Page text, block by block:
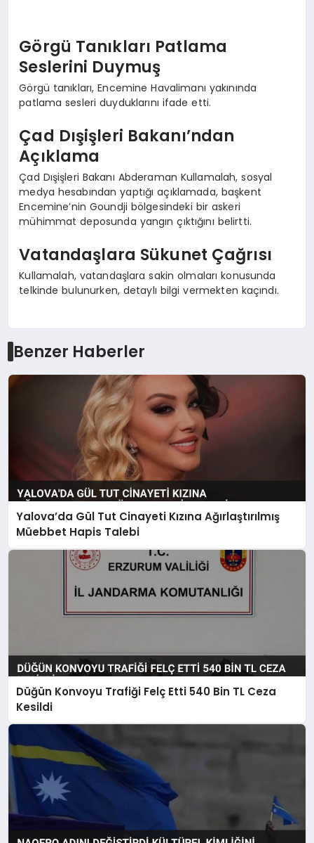
Görgü Tanıkları Patlama
Seslerini Duymuş
Görgü tanıkları, Encemine Havalimanı yakınında
patlama sesleri duyduklarını ifade etti.
Çad Dışişleri Bakanı’ndan
Açıklama
Çad Dışişleri Bakanı Abderaman Kullamalah, sosyal
medya hesabından yaptığı açıklamada, başkent
Encemine’nin Goundji bölgesindeki bir askeri
mühimmat deposunda yangın çıktığını belirtti.
Vatandaşlara Sükunet Çağrısı
Kullamalah, vatandaşlara sakin olmaları konusunda
telkinde bulunurken, detaylı bilgi vermekten kaçındı.
Benzer Haberler
Yalova’da Gül Tut Cinayeti Kızına Ağırlaştırılmış
Müebbet Hapis Talebi
Düğün Konvoyu Trafiği Felç Etti 540 Bin TL Ceza
Kesildi